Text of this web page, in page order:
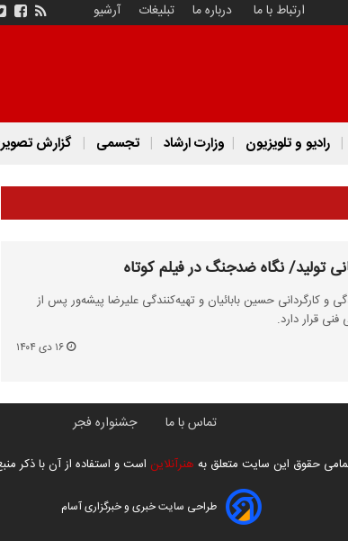
ارتباط با ما درباره ما تبلیغات آرشیو
رادیو و تلویزیون وزارت ارشاد تجسمی گزارش
تولید/ نگاه ضدجنگ در فیلم کوتاه
و کارگردانی حسین بابائیان و تهیه‌کنندگی علیرضا پیشه‌ور پس از
فنی قرار دارد.
۱۶ دی ۱۴۰۴
تماس با ما جشنواره فجر
حقوق این سایت متعلق به هنرآنلاین است و استفاده از آن با ذکر
طراحی سایت خبری و خبرگزاری آسام